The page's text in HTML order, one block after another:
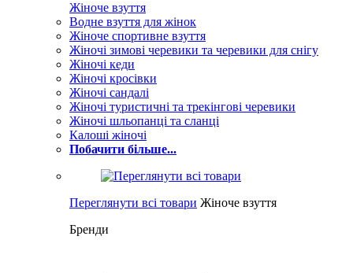
Жіноче взуття
Водне взуття для жінок
Жіноче спортивне взуття
Жіночі зимові черевики та черевики для снігу
Жіночі кеди
Жіночі кросівки
Жіночі сандалі
Жіночі туристичні та трекінгові черевики
Жіночі шльопанці та сланці
Калоші жіночі
Побачити більше...
Переглянути всі товари Жіноче взуття
Бренди